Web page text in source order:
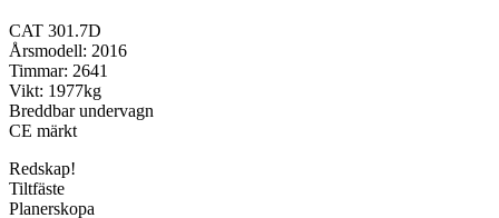
CAT 301.7D
Årsmodell: 2016
Timmar: 2641
Vikt: 1977kg
Breddbar undervagn
CE märkt
Redskap!
Tiltfäste
Planerskopa